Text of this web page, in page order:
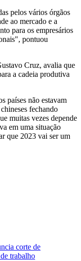
pelos vários órgãos
ao mercado e a
para os empresários
pontuou
Cruz, avalia que
a cadeia produtiva
países não estavam
fechando
muitas vezes depende
em uma situação
que 2023 vai ser um
corte de
trabalho